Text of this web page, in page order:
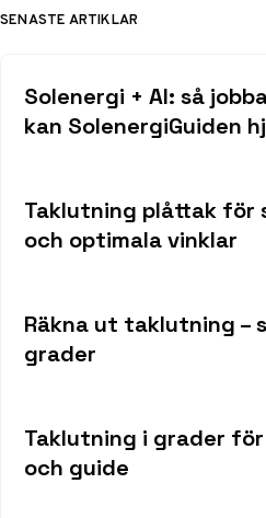
SENASTE ARTIKLAR
Solenergi + AI: så
kan SolenergiGuiden
Taklutning plåttak för
och optimala vinklar
Räkna ut taklutning –
grader
Taklutning i grader
och guide